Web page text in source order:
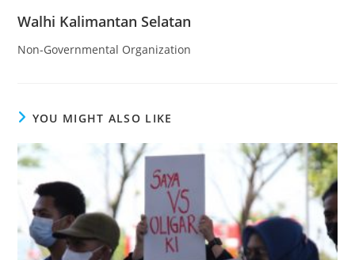
Walhi Kalimantan Selatan
Non-Governmental Organization
YOU MIGHT ALSO LIKE